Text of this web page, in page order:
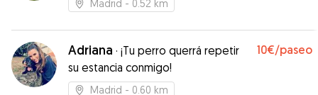
Madrid - 0.52 km
Adriana · ¡Tu perro querrá repetir
su estancia conmigo!
10€/paseo
Madrid - 0.60 km